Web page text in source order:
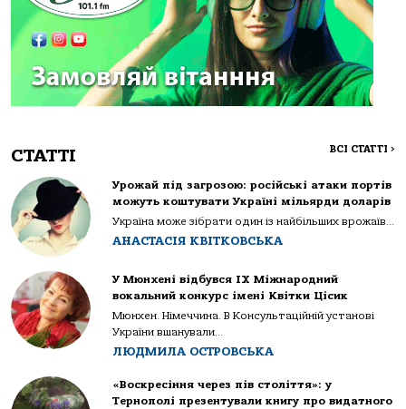
СТАТТІ ВСІ СТАТТІ >
Урожай під загрозою: російські атаки портів
можуть коштувати Україні мільярди доларів
Україна може зібрати один із найбільших врожаїв...
АНАСТАСІЯ КВІТКОВСЬКА
У Мюнхені відбувся IX Міжнародний
вокальний конкурс імені Квітки Цісик
Мюнхен. Німеччина. В Консультаційній установі
України вшанували...
ЛЮДМИЛА ОСТРОВСЬКА
«Воскресіння через пів століття»: у
Тернополі презентували книгу про видатного